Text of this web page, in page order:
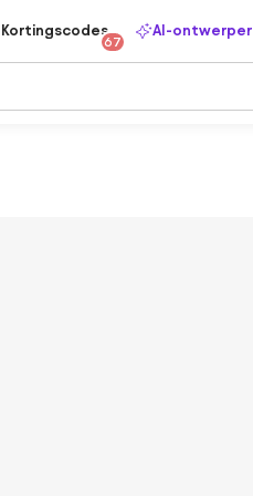
Kortingscodes
67
AI-ontwerper